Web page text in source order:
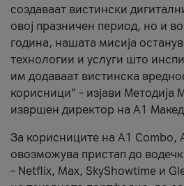
создаваат вистински
овој празничен период, но и
година, нашата мисија
технологии и услуги што
им додаваат вистинска
корисници“ – изјави Методија
извршен директор на А1
За корисниците на A1 Combo,
овозможува пристап до
– Netflix, Max, SkyShowtime и